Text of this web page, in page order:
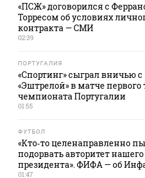
«ПСЖ» договорился с
Торресом об условиях
контракта — СМИ
02:39
ПОРТУГАЛИЯ
«Спортинг» сыграл вничью с
«Эштрелой» в матче первого
чемпионата Португалии
01:55
ФУТБОЛ
«Кто‑то целенаправленно
подорвать авторитет нашего
президента». ФИФА — об
01:47